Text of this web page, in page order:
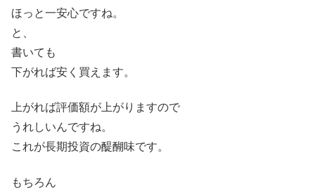
ほっと一安心ですね。
と、
書いても
下がれば安く買えます。
上がれば評価額が上がりますので
うれしいんですね。
これが長期投資の醍醐味です。
もちろん